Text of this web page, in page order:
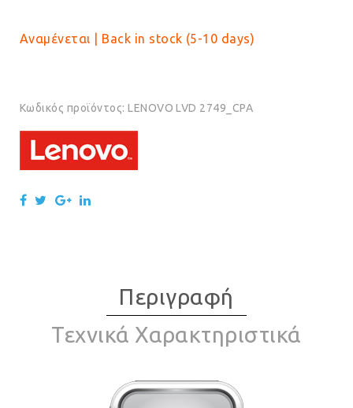
Αναμένεται | Back in stock (5-10 days)
Κωδικός προϊόντος:LENOVO LVD 2749_CPA
Περιγραφή
Τεχνικά Χαρακτηριστικά